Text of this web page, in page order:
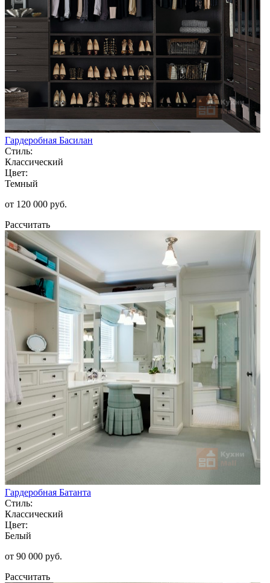
Гардеробная Басилан
Стиль:
Классический
Цвет:
Темный
от 120 000 руб.
Рассчитать
Гардеробная Батанта
Стиль:
Классический
Цвет:
Белый
от 90 000 руб.
Рассчитать